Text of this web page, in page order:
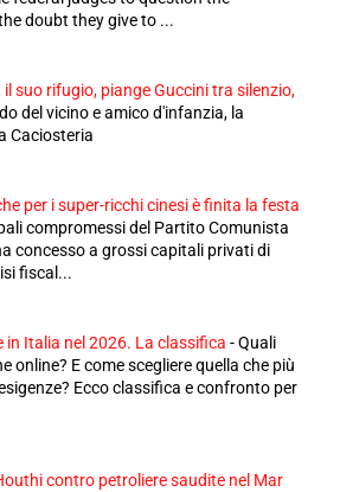
doubt they give to ...
il suo rifugio, piange Guccini tra silenzio,
del vicino e amico d'infanzia, la
Caciosteria
per i super-ricchi cinesi è finita la festa
compromessi del Partito Comunista
concesso a grossi capitali privati di
fiscal...
in Italia nel 2026. La classifica -Quali
online? E come scegliere quella che più
Ecco classifica e confronto per
contro petroliere saudite nel Mar